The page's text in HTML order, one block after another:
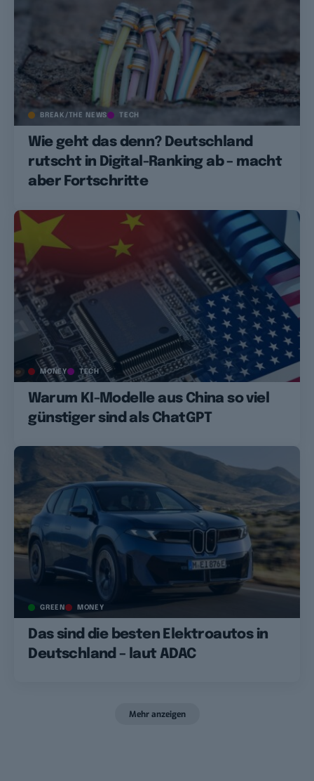
BREAK/THE NEWS TECH
Wie geht das denn? Deutschland
rutscht in Digital-Ranking ab – macht
aber Fortschritte
MONEY TECH
Warum KI-Modelle aus China so viel
günstiger sind als ChatGPT
GREEN MONEY
Das sind die besten Elektroautos in
Deutschland – laut ADAC
Mehr anzeigen